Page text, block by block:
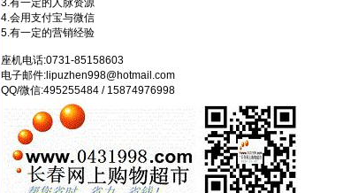
3.有一定的人脉资源
4.会用支付宝与微信
5.有一定的营销经验
座机电话:0731-85158603
电子邮件:lipuzhen998@hotmail.com
QQ/微信:495255484 / 15874976998